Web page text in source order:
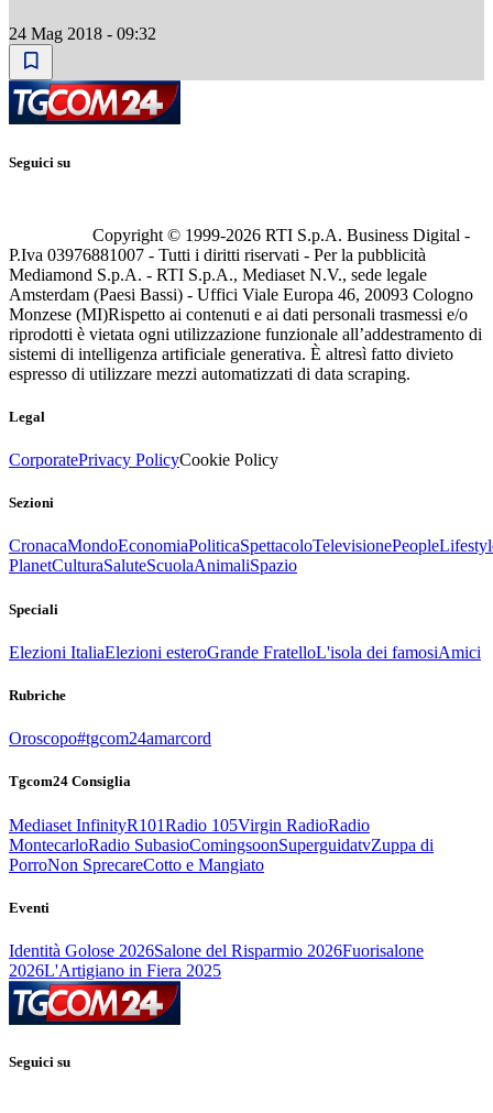
24 Mag 2018 - 09:32
Seguici su
Copyright © 1999-2026 RTI S.p.A. Business Digital -
P.Iva 03976881007 - Tutti i diritti riservati - Per la pubblicità
Mediamond S.p.A. - RTI S.p.A., Mediaset N.V., sede legale
Amsterdam (Paesi Bassi) - Uffici Viale Europa 46, 20093 Cologno
Monzese (MI)Rispetto ai contenuti e ai dati personali trasmessi e/o
riprodotti è vietata ogni utilizzazione funzionale all’addestramento di
sistemi di intelligenza artificiale generativa. È altresì fatto divieto
espresso di utilizzare mezzi automatizzati di data scraping.
Legal
CorporatePrivacy PolicyCookie Policy
Sezioni
CronacaMondoEconomiaPoliticaSpettacoloTelevisionePeople
PlanetCulturaSaluteScuolaAnimaliSpazio
Speciali
Elezioni ItaliaElezioni esteroGrande FratelloL'isola dei famosiAmici
Rubriche
Oroscopo#tgcom24amarcord
Tgcom24 Consiglia
Mediaset InfinityR101Radio 105Virgin RadioRadio
MontecarloRadio SubasioComingsoonSuperguidatvZuppa di
PorroNon SprecareCotto e Mangiato
Eventi
Identità Golose 2026Salone del Risparmio 2026Fuorisalone
2026L'Artigiano in Fiera 2025
Seguici su